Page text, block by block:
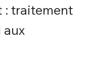
: traitement
aux